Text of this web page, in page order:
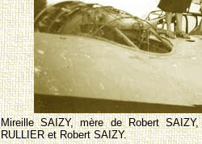
Mireille SAIZY, mère de Robert
RULLIER et Robert SAIZY.